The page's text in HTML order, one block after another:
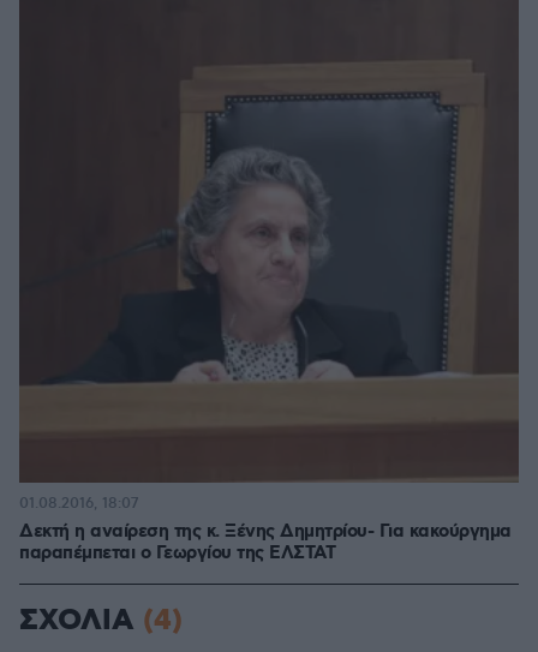
Δεκτή η αναίρεση της κ. Ξένης Δημητρίου- Για κακούργημα
παραπέμπεται ο Γεωργίου της ΕΛΣΤΑΤ
01.08.2016, 18:07
ΣΧΟΛΙΑ (4)